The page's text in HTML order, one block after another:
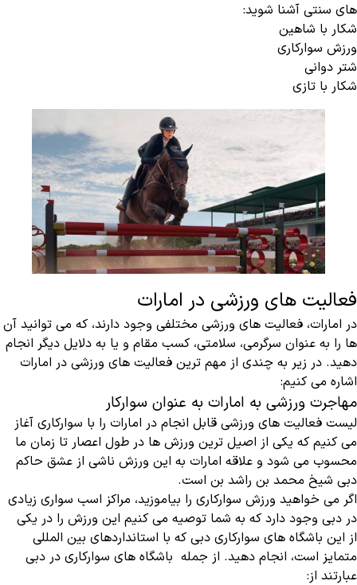
های سنتی آشنا شوید:
شکار با شاهین
ورزش سوارکاری
شتر دوانی
شکار با تازی
فعالیت های ورزشی در امارات
در امارات، فعالیت های ورزشی مختلفی وجود دارند، که می توانید آن
ها را به عنوان سرگرمی، سلامتی، کسب مقام و یا به دلایل دیگر انجام
دهید. در زیر به چندی از مهم ترین فعالیت های ورزشی در امارات
اشاره می کنیم:
مهاجرت ورزشی به امارات به عنوان سوارکار
لیست فعالیت های ورزشی قابل انجام در امارات را با سوارکاری آغاز
می کنیم که یکی از اصیل ترین ورزش ها در طول اعصار تا زمان ما
محسوب می شود و علاقه امارات به این ورزش ناشی از عشق حاکم
دبی شیخ محمد بن راشد بن است.
اگر می خواهید ورزش سوارکاری را بیاموزید، مراکز اسب سواری زیادی
در دبی وجود دارد که به شما توصیه می کنیم این ورزش را در یکی
از این باشگاه های سوارکاری دبی که با استانداردهای بین المللی
متمایز است، انجام دهید. از جمله باشگاه های سوارکاری در دبی
عبارتند از: